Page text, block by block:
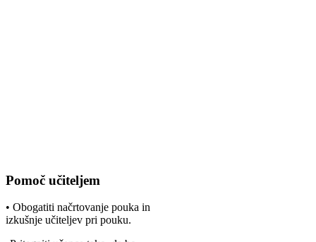
Pomoč učiteljem
• Obogatiti načrtovanje pouka in
izkušnje učiteljev pri pouku.